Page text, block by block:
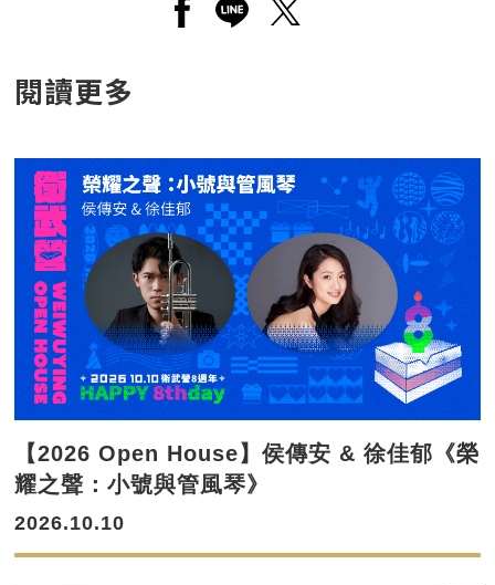
另開新視窗分享至facebook
另開新視窗分享至line
另開新視窗分享至
閱讀更多
【2026 Open House】侯傳安 & 徐佳郁《榮
耀之聲：小號與管風琴》
2026.10.10